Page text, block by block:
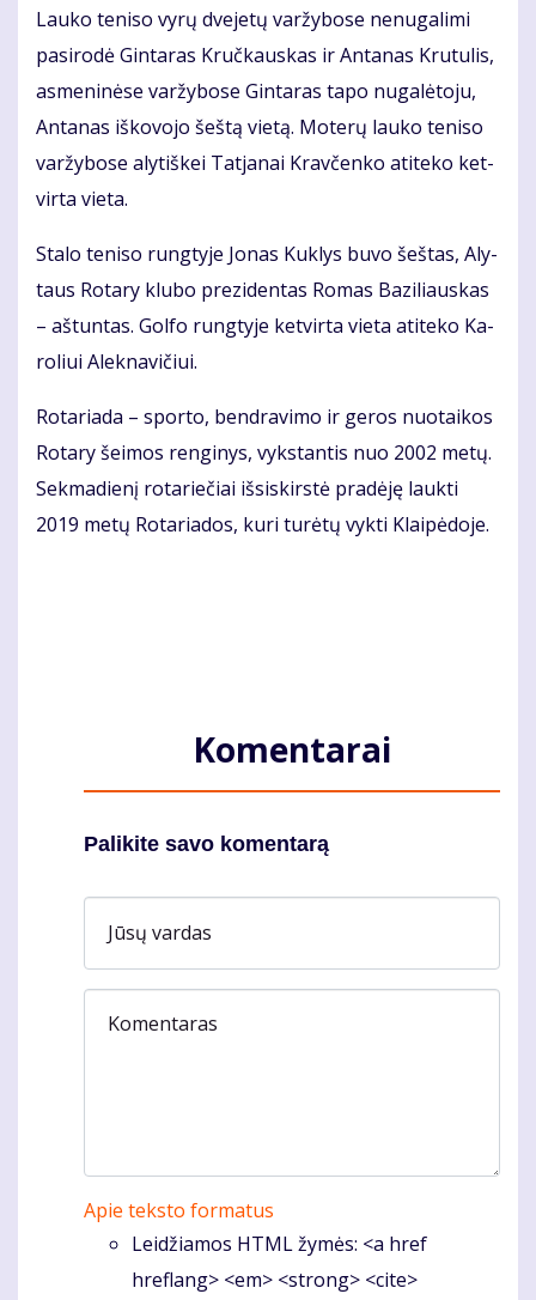
Lau­ko te­ni­so vy­rų dve­je­tų var­žy­bo­se ne­nu­ga­li­mi
pa­si­ro­dė Gin­ta­ras Kruč­kaus­kas ir An­ta­nas Kru­tu­lis,
as­me­ni­nė­se var­žy­bo­se Gin­ta­ras ta­po nu­ga­lė­to­ju,
An­ta­nas iš­ko­vo­jo šeš­tą vie­tą. Mo­te­rų lau­ko te­ni­so
var­žy­bo­se aly­tiš­kei Tat­ja­nai Krav­čen­ko ati­te­ko ket­
vir­ta vie­ta.
Sta­lo te­ni­so rung­ty­je Jo­nas Kuk­lys bu­vo šeš­tas, Aly­
taus Ro­ta­ry klu­bo pre­zi­den­tas Ro­mas Ba­zi­liaus­kas
– aš­tun­tas. Gol­fo rung­ty­je ket­vir­ta vie­ta ati­te­ko Ka­
ro­liui Alek­na­vi­čiui.
Ro­ta­ria­da – spor­to, ben­dra­vi­mo ir ge­ros nuo­tai­kos
Ro­ta­ry šei­mos ren­gi­nys, vyks­tan­tis nuo 2002 me­tų.
Sek­ma­die­nį ro­ta­rie­čiai iš­si­skirs­tė pra­dė­ję lauk­ti
2019 me­tų Ro­ta­ria­dos, ku­ri tu­rė­tų vyk­ti Klai­pė­do­je.
Komentarai
Palikite savo komentarą
Jūsų vardas
Komentaras
Apie teksto formatus
Leidžiamos HTML žymės: <a href
hreflang> <em> <strong> <cite>